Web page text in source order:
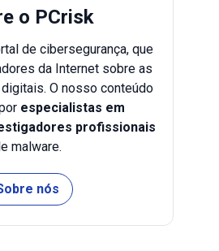
o PCrisk
de cibersegurança, que
da Internet sobre as
O nosso conteúdo
especialistas em
profissionais
malware.
nós